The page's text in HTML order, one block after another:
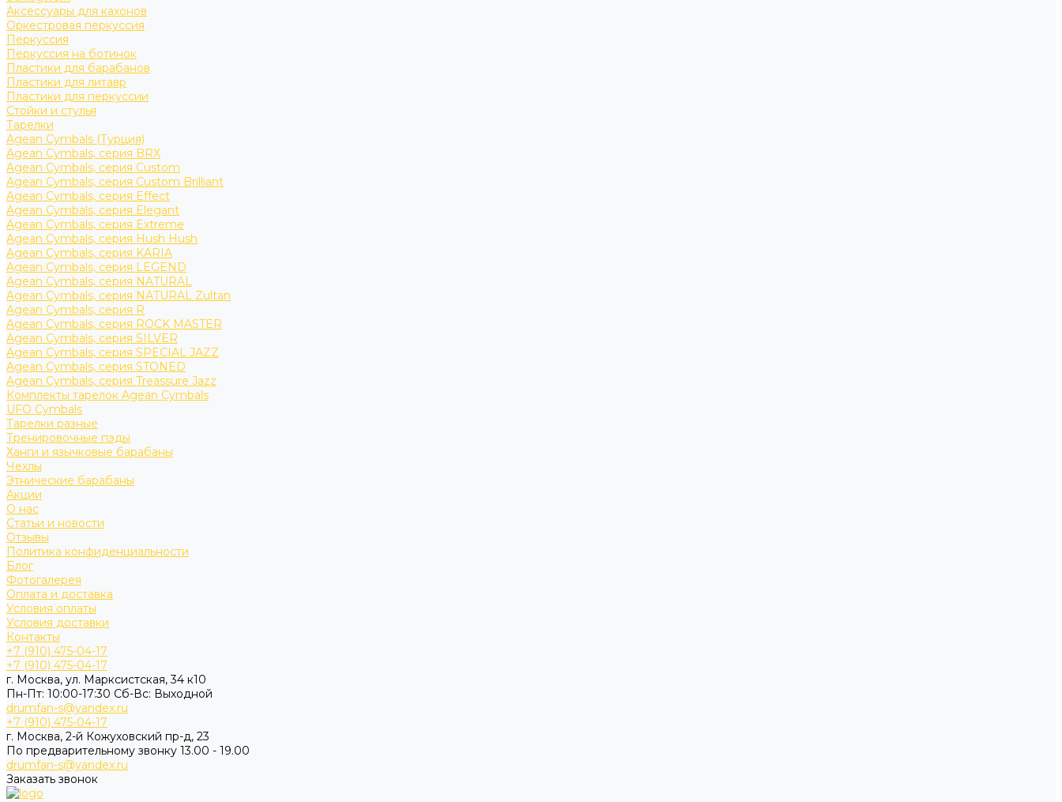
Аксессуары для кахонов
Оркестровая перкуссия
Перкуссия
Перкуссия на ботинок
Пластики для барабанов
Пластики для литавр
Пластики для перкуссии
Стойки и стулья
Тарелки
Agean Cymbals (Турция)
Agean Cymbals, серия BRX
Agean Cymbals, серия Custom
Agean Cymbals, серия Custom Brilliant
Agean Cymbals, серия Effect
Agean Cymbals, серия Elegant
Agean Cymbals, серия Extreme
Agean Cymbals, серия Hush Hush
Agean Cymbals, серия KARIA
Agean Cymbals, серия LEGEND
Agean Cymbals, серия NATURAL
Agean Cymbals, серия NATURAL Zultan
Agean Cymbals, серия R
Agean Cymbals, серия ROCK MASTER
Agean Cymbals, серия SILVER
Agean Cymbals, серия SPECIAL JAZZ
Agean Cymbals, серия STONED
Agean Cymbals, серия Treassure Jazz
Комплекты тарелок Agean Cymbals
UFO Cymbals
Тарелки разные
Тренировочные пэды
Ханги и язычковые барабаны
Чехлы
Этнические барабаны
Акции
О нас
Статьи и новости
Отзывы
Политика конфиденциальности
Блог
Фотогалерея
Оплата и доставка
Условия оплаты
Условия доставки
Контакты
+7 (910) 475-04-17
+7 (910) 475-04-17
г. Москва, ул. Марксистская, 34 к10
Пн-Пт: 10:00-17:30 Cб-Вс: Выходной
drumfan-s@yandex.ru
+7 (910) 475-04-17
г. Москва, 2-й Кожуховский пр-д, 23
По предварительному звонку 13.00 - 19.00
drumfan-s@yandex.ru
Заказать звонок